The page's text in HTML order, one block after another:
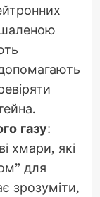
шаленою
газу:
хмари, які
для
зрозуміти,